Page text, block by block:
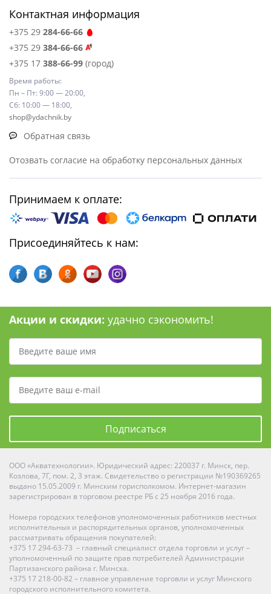
Контактная информация
+375 29 284-66-66
+375 29 384-66-66
+375 17 388-66-99 (город)
Время работы:
Пн – Пт: 9:00 — 20:00,
Сб: 10:00 — 18:00,
shop@ydachnik.by
Обратная связь
Отозвать согласие на обработку персональных данных
Принимаем к оплате:
Присоединяйтесь к нам:
Акции и скидки: удачно сэкономить!
Подписаться
ООО «Акватехнологии». Юридический адрес: 220037 г. Минск, пер.
Козлова, 7Г, пом. 2, 3 этаж. Свидетельство о регистрации №190369265
выдано 15.05.2009 г. Минским горисполкомом. Интернет-магазин
зарегистрирован в торговом реестре РБ с 25 ноября 2016 года.
Номера городских телефонов уполномоченных работников местных
исполнительных и распорядительных органов, уполномоченных
рассматривать обращения покупателей:
+375 17 294-63-73 – главный специалист отдела торговли и услуг –
уполномоченный по защите прав потребителей Администрации
Партизанского района г. Минска.
+375 17 218-00-82 – главное управление торговли и услуг Минского
городского исполнительного комитета.